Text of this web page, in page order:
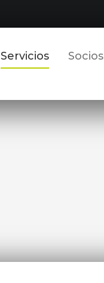
Servicios Socios